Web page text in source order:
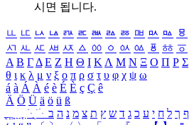
시면 됩니다.
ㅥ ㅦ ㅧ ㅨ ㅩ ㅪ ㅫ ㅬ ㅭ ㅮ ㅯ ㅰ ㅱ
ㅺ ㅻ ㅼ ㅽ ㅾ ㅿ ㆀ ㆁ ㆂ ㆃ ㆄ ㆅ ㆆ
Α Β ΓΔ Ε Ζ Η Θ Ι ΚΛ Μ Ν Ξ Ο Π Ρ Σ
θ ι κ λ μ ν ξ ο π ρ σ τ υ φ χ ψ ω
á à Á À é è É È ç Ç ê
Ä Ö Ü ä ö ü ß
ִֶֹ ֻּ ׁׂ ף ך ל ח י ע כ ג ד ש ץ ת צ מ נ ה ב